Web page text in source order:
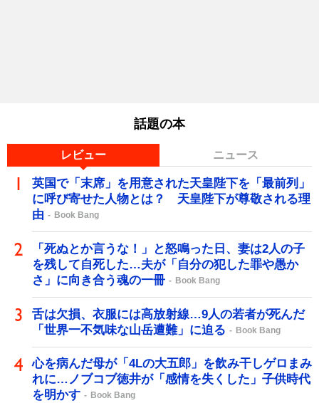
話題の本
レビュー ニュース
英国で「末席」を用意された天皇陛下を「最前列」
に呼び寄せた人物とは？ 天皇陛下が尊敬される理
由
Book Bang
「死ぬとか言うな！」と怒鳴った日、妻は2人の子
を残して自死した…夫が「自分の犯した罪や愚か
さ」に向き合う魂の一冊
Book Bang
舌は欠損、衣服には高放射線…9人の若者が死んだ
「世界一不気味な山岳遭難」に迫る
Book Bang
心を病んだ母が「4Lの大五郎」を飲み干しゲロまみ
れに…ノブコブ徳井が「感情を失くした」子供時代
を明かす
Book Bang